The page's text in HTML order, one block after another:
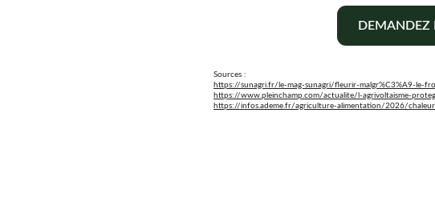
DEMANDEZ
Sources :
https://sunagri.fr/le-mag-sunagri/fleurir-malgr%C3%A9-le-
https://www.pleinchamp.com/actualite/l-agrivoltaisme-
https://infos.ademe.fr/agriculture-alimentation/2026/